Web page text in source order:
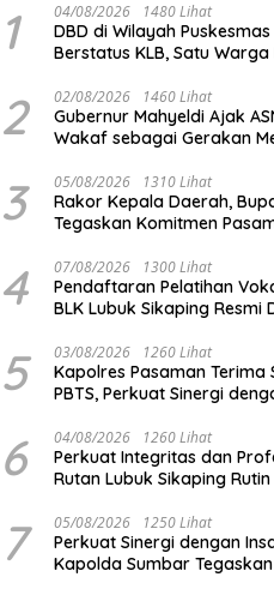
1 04/08/2026 1480 Lihat
DBD di Wilayah
Berstatus KLB, Satu
2 02/08/2026 1460 Lihat
Gubernur Mahyeldi Ajak
Wakaf sebagai Gerakan
3 05/08/2026 1310 Lihat
Rakor Kepala Daerah,
Tegaskan Komitmen
4 07/08/2026 1300 Lihat
Pendaftaran Pelatihan
BLK Lubuk Sikaping Resmi
Kompetensi dan Raih
5 03/08/2026 1260 Lihat
Kapolres Pasaman Terima
PBTS, Perkuat Sinergi
6 04/08/2026 1260 Lihat
Perkuat Integritas dan
Rutan Lubuk Sikaping
Kualitas Pelayanan
7 05/08/2026 1250 Lihat
Perkuat Sinergi dengan
Kapolda Sumbar